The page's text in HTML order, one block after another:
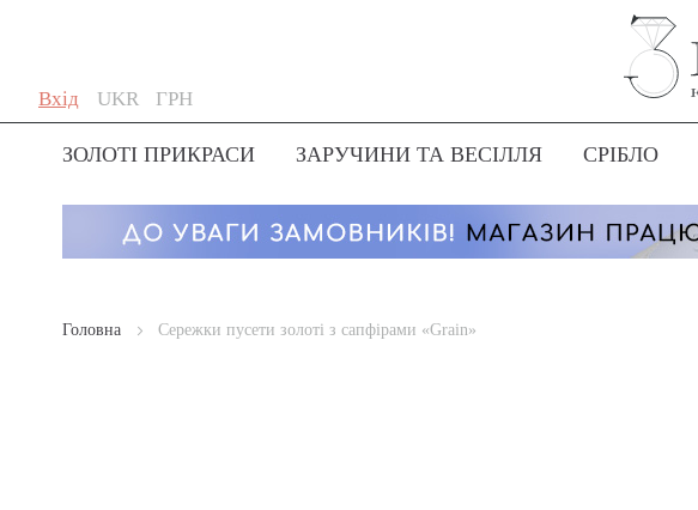
Вхід
Skip
to
Content
Мова
UKR Валюта
ГРН
ЗОЛОТІ ПРИКРАСИ ЗАРУЧИНИ ТА ВЕСІЛЛЯ СРІБЛО
Головна Сережки пусети золоті з сапфірами «Grain»